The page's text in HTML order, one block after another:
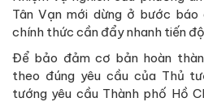
Tân Vạn mới dừng ở bước
chính thức cần đẩy nhanh tiến
Để bảo đảm cơ bản hoàn
theo đúng yêu cầu của Thủ
tướng yêu cầu Thành phố Hồ